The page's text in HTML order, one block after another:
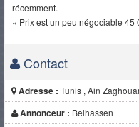
récemment.
« Prix est un peu négociable 45
Contact
Adresse : Tunis , Ain
Annonceur : Belhassen